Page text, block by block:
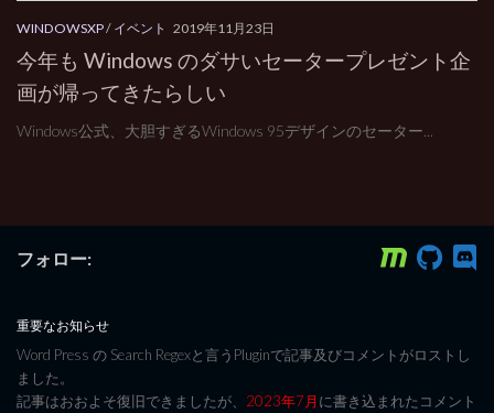
WINDOWSXP/ イベント 2019年11月23日
今年も Windows のダサいセータープレゼント企
画が帰ってきたらしい
Windows公式、大胆すぎるWindows 95デザインのセーター...
フォロー:
重要なお知らせ
Word Press の Search Regexと言うPluginで記事及びコメントがロストし
ました。
記事はおおよそ復旧できましたが、 2023年7月に書き込まれたコメント